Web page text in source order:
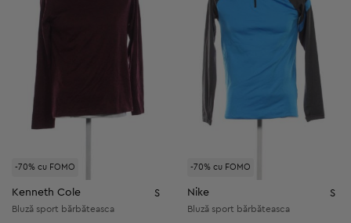
-70% cu FOMO
Kenneth Cole S
Bluză sport bărbăteasca
-70% cu FOMO
Nike S
Bluză sport bărbăteasca